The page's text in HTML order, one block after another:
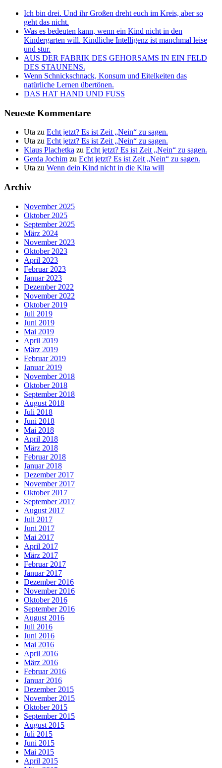
Ich bin drei. Und ihr Großen dreht euch im Kreis, aber so
geht das nicht.
Was es bedeuten kann, wenn ein Kind nicht in den
Kindergarten will. Kindliche Intelligenz ist manchmal leise
und stur.
AUS DER FABRIK DES GEHORSAMS IN EIN FELD
DES STAUNENS.
Wenn Schnickschnack, Konsum und Eitelkeiten das
natürliche Lernen übertönen.
DAS HAT HAND UND FUSS
Neueste Kommentare
Uta zu Echt jetzt? Es ist Zeit „Nein“ zu sagen.
Uta zu Echt jetzt? Es ist Zeit „Nein“ zu sagen.
Klaus Plachetka zu Echt jetzt? Es ist Zeit „Nein“ zu sagen.
Gerda Jochim zu Echt jetzt? Es ist Zeit „Nein“ zu sagen.
Uta zu Wenn dein Kind nicht in die Kita will
Archiv
November 2025
Oktober 2025
September 2025
März 2024
November 2023
Oktober 2023
April 2023
Februar 2023
Januar 2023
Dezember 2022
November 2022
Oktober 2019
Juli 2019
Juni 2019
Mai 2019
April 2019
März 2019
Februar 2019
Januar 2019
November 2018
Oktober 2018
September 2018
August 2018
Juli 2018
Juni 2018
Mai 2018
April 2018
März 2018
Februar 2018
Januar 2018
Dezember 2017
November 2017
Oktober 2017
September 2017
August 2017
Juli 2017
Juni 2017
Mai 2017
April 2017
März 2017
Februar 2017
Januar 2017
Dezember 2016
November 2016
Oktober 2016
September 2016
August 2016
Juli 2016
Juni 2016
Mai 2016
April 2016
März 2016
Februar 2016
Januar 2016
Dezember 2015
November 2015
Oktober 2015
September 2015
August 2015
Juli 2015
Juni 2015
Mai 2015
April 2015